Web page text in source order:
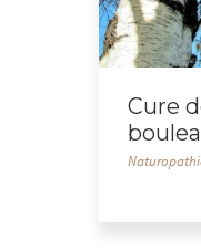
Cure